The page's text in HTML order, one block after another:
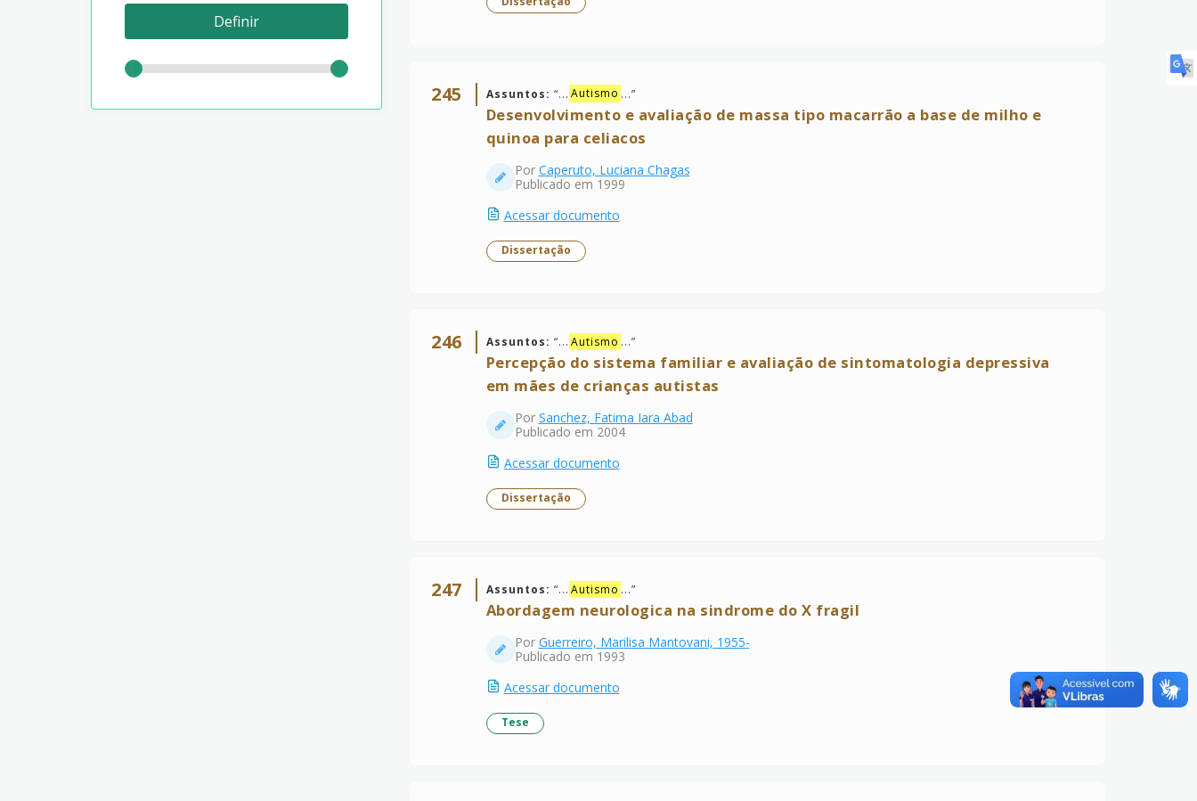
245 Assuntos: “... Autismo ...”
Desenvolvimento e avaliação de massa tipo macarrão a base de milho e
quinoa para celiacos
Por Caperuto, Luciana Chagas
Publicado em 1999
Acessar documento
Dissertação
246 Assuntos: “... Autismo ...”
Percepção do sistema familiar e avaliação de sintomatologia depressiva
em mães de crianças autistas
Por Sanchez, Fatima Iara Abad
Publicado em 2004
Acessar documento
Dissertação
247 Assuntos: “... Autismo ...”
Abordagem neurologica na sindrome do X fragil
Por Guerreiro, Marilisa Mantovani, 1955-
Publicado em 1993
Acessar documento
Tese